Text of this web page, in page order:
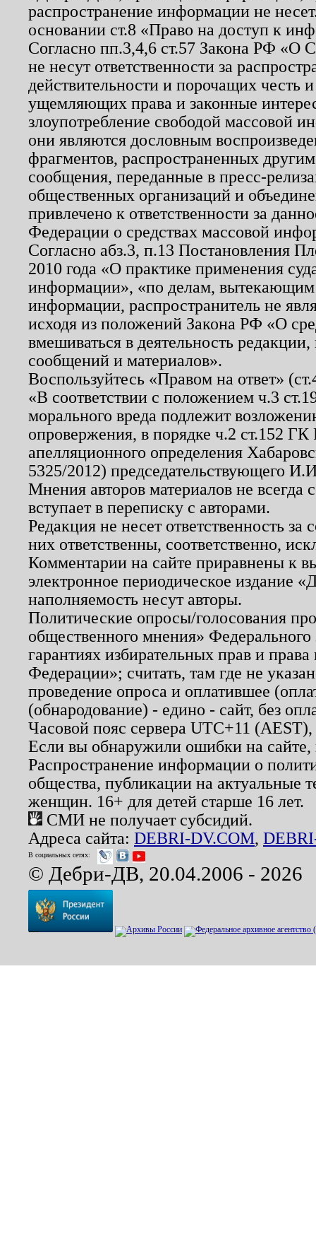
распространение информации не
основании ст.8 «Право на доступ к
Согласно пп.3,4,6 ст.57 Закона РФ «О
не несут ответственности за
действительности и порочащих честь
ущемляющих права и законные
злоупотребление свободой массовой
они являются дословным
фрагментов, распространенных
сообщения, переданные в пресс-
общественных организаций и
привлечено к ответственности за
Федерации о средствах массовой
Согласно абз.3, п.13 Постановления
2010 года «О практике применения
информации», «по делам, вытекающим
информации, распространитель не
исходя из положений Закона РФ «О
вмешиваться в деятельность
сообщений и материалов».
Воспользуйтесь «Правом на ответ»
«В соответствии с положением ч.3
морального вреда подлежит
опровержения, в порядке ч.2 ст.152
апелляционного определения
5325/2012) председательствующего
Мнения авторов материалов не
вступает в переписку с авторами.
Редакция не несет ответственность
них ответственны, соответственно,
Комментарии на сайте приравнены к
электронное периодическое издание
наполняемость несут авторы.
Политические опросы/голосования
общественного мнения»
гарантиях избирательных прав и
Федерации»; считать, там где не
проведение опроса и оплатившее
(обнародование) - едино - сайт, без
Часовой пояс сервера UTC+11
Если вы обнаружили ошибки на
Распространение информации о
общества, публикации на актуальные
женщин. 16+ для детей старше 16 лет.
СМИ не получает субсидий.
Адреса сайта: DEBRI-DV.COM,
В социальных сетях:
© Дебри-ДВ, 20.04.2006 - 2026